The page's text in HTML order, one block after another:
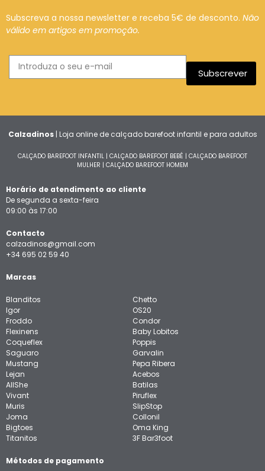
Subscreva a nossa newsletter e receba 5€ de desconto. Não
válido em artigos em promoção.
Subscrever
Calzadinos| Loja online de calçado barefoot infantil e para adultos
CALÇADO BAREFOOT INFANTIL | CALÇADO BAREFOOT BEBÉ | CALÇADO BAREFOOT
MULHER | CALÇADO BAREFOOT HOMEM
Horário de atendimento ao cliente
De segunda a sexta-feira
09:00 às 17:00
Contacto
calzadinos@gmail.com
+34 695 02 59 40
Marcas
Blanditos
Igor
Froddo
Flexinens
Coqueflex
Saguaro
Mustang
Lejan
AllShe
Vivant
Muris
Joma
Bigtoes
Titanitos
Chetto
OS20
Condor
Baby Lobitos
Poppis
Garvalin
Pepa Ribera
Acebos
Batilas
Piruflex
SlipStop
Collonil
Oma King
3F Bar3foot
Métodos de pagamento